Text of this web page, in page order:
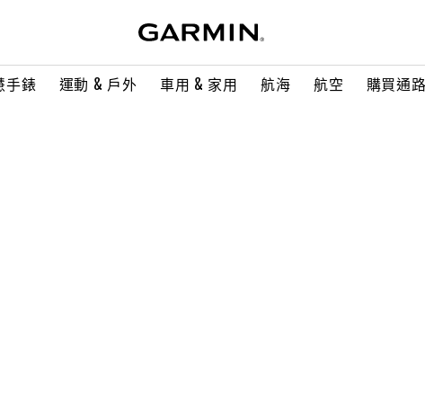
手錶 運動 & 戶外 車用 & 家用 航海 航空 購買通路